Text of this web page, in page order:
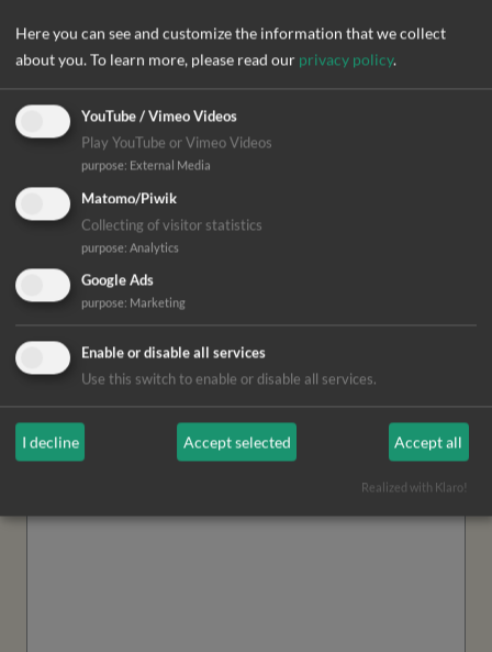
Berufliche Qualifikation
Weitere Angaben
Here you can see and customize the information that we collect
about you. To learn more, please read our privacy policy.
YouTube / Vimeo Videos
Play YouTube or Vimeo Videos
purpose: External Media
Matomo/Piwik
Collecting of visitor statistics
purpose: Analytics
Google Ads
purpose: Marketing
Enable or disable all services
Use this switch to enable or disable all services.
I decline Accept selected Accept all
Realized with Klaro!